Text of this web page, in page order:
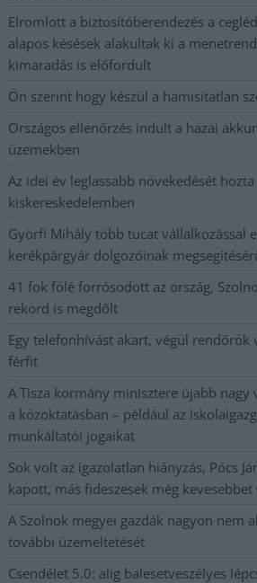
Elromlott a biztosítóberendezés a
alapos késések alakultak ki a
kimaradás is előfordult
Ön szerint hogy készül a hamisítatlan
Országos ellenőrzés indult a hazai
üzemekben
Az idei év leglassabb növekedését
kiskereskedelemben
Györfi Mihály több tucat vállalkozással
kerékpárgyár dolgozóinak
41 fok fölé forrósodott az ország,
rekord is megdőlt
Egy telefonhívást akart, végül rendőrök
férfit
A Tisza kormány minisztere újabb
a közoktatásban – például az
munkáltatói jogaikat
Sok volt az igazolatlan hiányzás, Pócs
kapott, más fideszesek még kevesebbet
A Szolnok megyei gazdák nagyon nem
további üzemeltetését
Csendélet 5.0: alig balesetveszélyes